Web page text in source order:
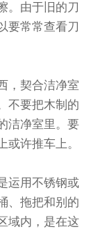
。由于旧的刀
要常常查看刀
，契合洁净室
不要把木制的
洁净室里。要
或许推车上。
运用不锈钢或
、拖把和别的
域内，是在这